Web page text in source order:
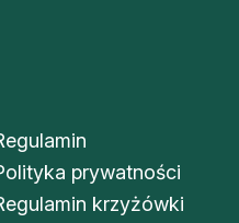
prywatności
krzyżówki